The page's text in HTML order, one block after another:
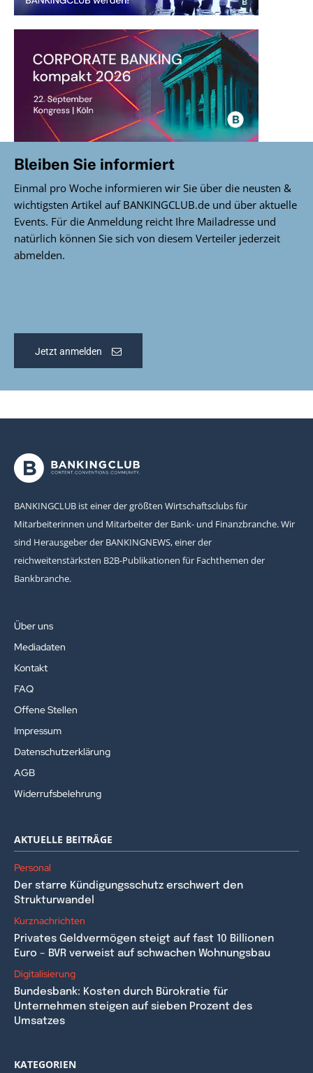
Bleiben Sie informiert
Einmal pro Woche informieren wir Sie über die neusten &
wichtigsten Artikel auf BANKINGCLUB.de und über aktuelle
Events. Für die Anmeldung reicht Ihre Mailadresse und
natürlich können Sie sich von diesem Verteiler jederzeit
abmelden.
Jetzt anmelden
BANKINGCLUB ist einer der größten Wirtschaftsclubs für
Mitarbeiterinnen und Mitarbeiter der Bank- und Finanzbranche. Wir
sind Herausgeber der BANKINGNEWS, einer der
reichweitenstärksten B2B-Publikationen für Fachthemen der
Bankbranche.
Über uns
Mediadaten
Kontakt
FAQ
Offene Stellen
Impressum
Datenschutzerklärung
AGB
Widerrufsbelehrung
AKTUELLE BEITRÄGE
Personal
Der starre Kündigungsschutz erschwert den
Strukturwandel
Kurznachrichten
Privates Geldvermögen steigt auf fast 10 Billionen
Euro – BVR verweist auf schwachen Wohnungsbau
Digitalisierung
Bundesbank: Kosten durch Bürokratie für
Unternehmen steigen auf sieben Prozent des
Umsatzes
KATEGORIEN